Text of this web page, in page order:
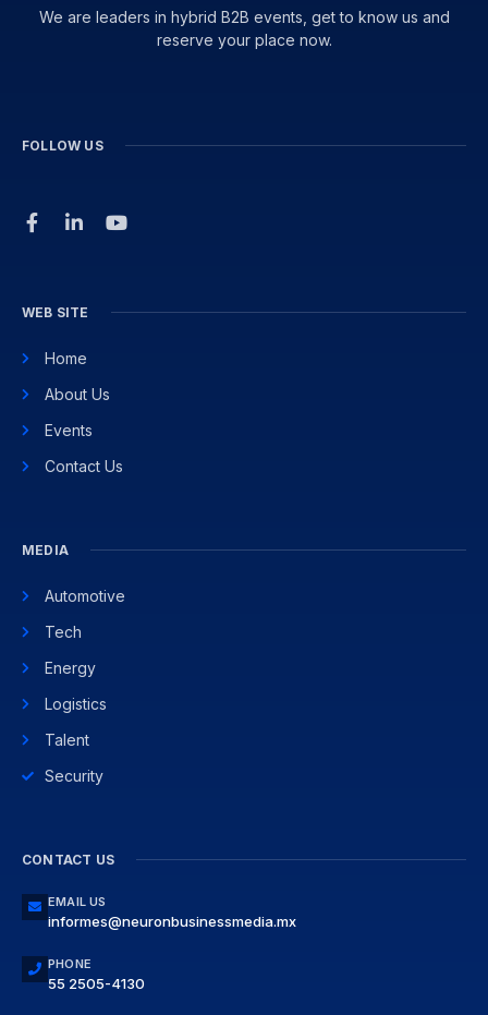
We are leaders in hybrid B2B events, get to know us and
reserve your place now.
FOLLOW US
WEB SITE
Home
About Us
Events
Contact Us
MEDIA
Automotive
Tech
Energy
Logistics
Talent
Security
CONTACT US
EMAIL US
informes@neuronbusinessmedia.mx
PHONE
55 2505-4130